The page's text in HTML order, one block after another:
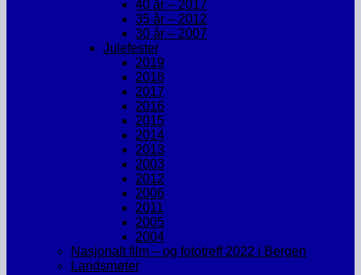
40 år – 2017
35 år – 2012
30 år – 2007
Julefester
2019
2018
2017
2016
2015
2014
2013
2003
2012
2006
2011
2005
2004
Nasjonalt film – og fototreff 2022 i Bergen
Landsmøter